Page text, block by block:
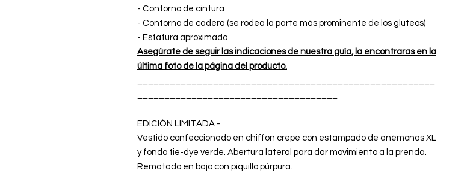
- Contorno de cintura
- Contorno de cadera (se rodea la parte más prominente de los glúteos)
- Estatura aproximada
Asegúrate de seguir las indicaciones de nuestra guía, la encontraras en la
última foto de la página del producto.
EDICIÓN LIMITADA -
Vestido confeccionado en chiffon crepe con estampado de anémonas XL
y fondo tie-dye verde. Abertura lateral para dar movimiento a la prenda.
Rematado en bajo con piquillo púrpura.